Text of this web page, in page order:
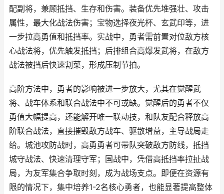
配副将，兼顾抵挡、生存和伤害。装备优先堆强壮、攻击
属性，最大化战法伤害；宝物选择夜光杯、玄武印等，进
一步拉高勇值和抵挡率。实战中，勇者需前置对位敌方核
心战法将，优先触发抵挡；后排组合高爆发武将，在敌方
战法被挡后快速割菜，形成压制节拍。
高阶方法中，勇者的影响被进一步放大，尤其在觉醒武
将、战车体系和联合战法中不可或缺。觉醒后的勇者不仅
勇值大幅提高，还能解开唯一联动技，和队友配合释放高
阶联合战法，直接摧毁敌方战车、驱散增益，主导战局走
给。城池攻防战时，高勇勇者可带队突破敌方防线，抵挡
城守战法、快速清理守军；国战中，凭借高抵挡率拉扯战
局，为友军集合争取时刻，成为战场支点。即便在资源有
限的情况下，集中培养1-2名核心勇者，也能显著提高整体